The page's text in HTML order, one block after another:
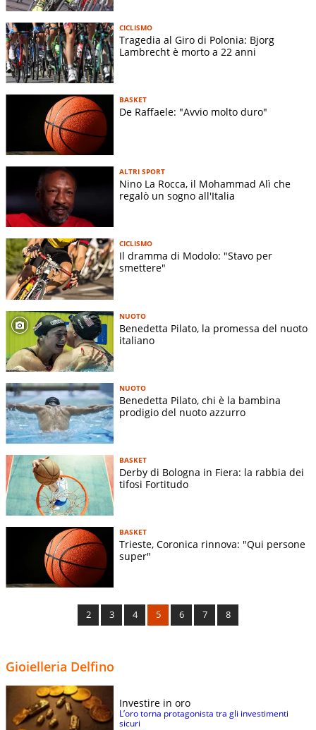
CICLISMO
Tragedia al Giro di Polonia: Bjorg
Lambrecht è morto a 22 anni
BASKET
De Raffaele: "Avvio molto duro"
ALTRI SPORT
Nino La Rocca, il Mohammad Alì che
regalò un sogno all'Italia
CICLISMO
Il dramma di Modolo: "Stavo per
smettere"
NUOTO
Benedetta Pilato, la promessa del nuoto
italiano
NUOTO
Benedetta Pilato, chi è la bambina
prodigio del nuoto azzurro
BASKET
Derby di Bologna in Fiera: la rabbia dei
tifosi Fortitudo
BASKET
Trieste, Coronica rinnova: "Qui persone
super"
2 3 4 5 6 7 8
Gioielleria Delfino
Investire in oro
L’oro torna protagonista tra gli investimenti
sicuri